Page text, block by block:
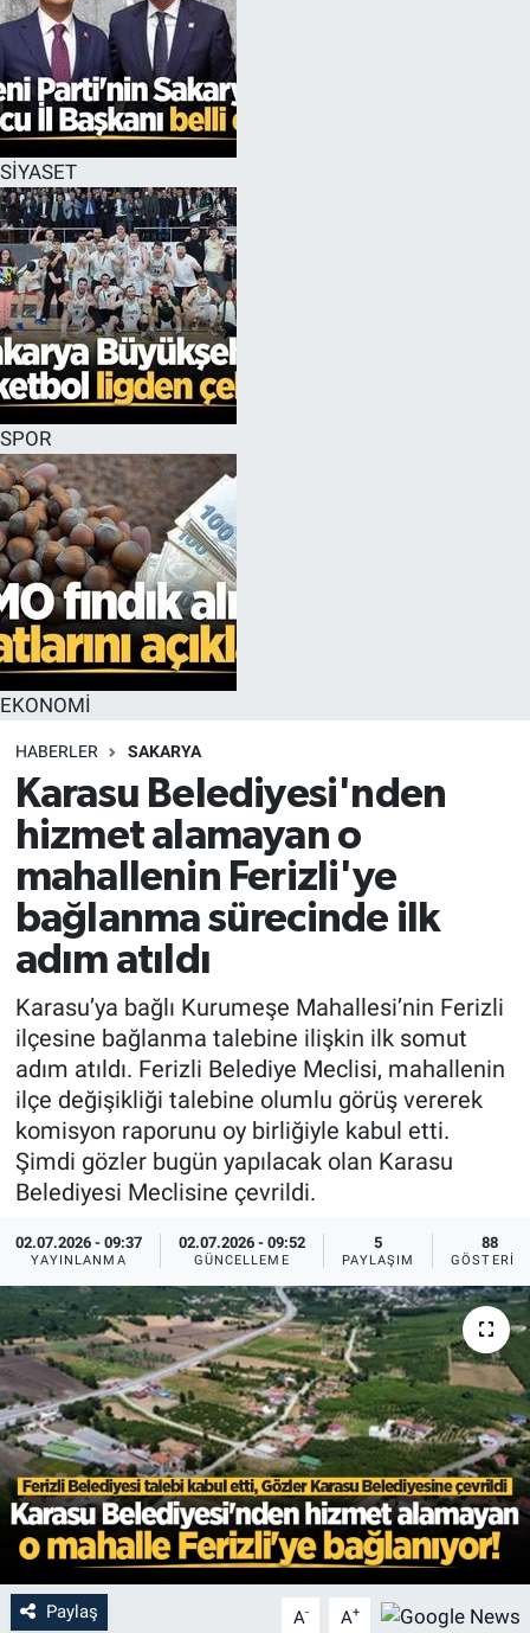
SİYASET
SPOR
EKONOMİ
HABERLER SAKARYA
Karasu Belediyesi'nden
hizmet alamayan o
mahallenin Ferizli'ye
bağlanma sürecinde ilk
adım atıldı
Karasu’ya bağlı Kurumeşe Mahallesi’nin Ferizli
ilçesine bağlanma talebine ilişkin ilk somut
adım atıldı. Ferizli Belediye Meclisi, mahallenin
ilçe değişikliği talebine olumlu görüş vererek
komisyon raporunu oy birliğiyle kabul etti.
Şimdi gözler bugün yapılacak olan Karasu
Belediyesi Meclisine çevrildi.
02.07.2026 - 09:37
YAYINLANMA
02.07.2026 - 09:52
GÜNCELLEME
5
PAYLAŞIM
88
GÖSTERIM
Paylaş A- A+